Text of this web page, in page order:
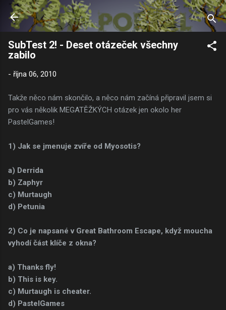
Přeskočit na hlavní obsah
SubTest 2! - Deset otázeček všechny
zabilo
- října 06, 2010
Takže něco nám skončilo, a něco nám začíná připravil jsem si
pro vás několik MEGATĚŽKÝCH otázek jen okolo her
PastelGames!
1) Jak se jmenuje zvíře od Myosotis?
a) Derrida
b) Zaphyr
c) Murtaugh
d) Petunia
2) Co je napsané v Great Bathroom Escape, když moucha
vyhodí část klíče z okna?
a) Thanks fly!
b) This is key.
c) Murtaugh is cheater.
d) PastelGames